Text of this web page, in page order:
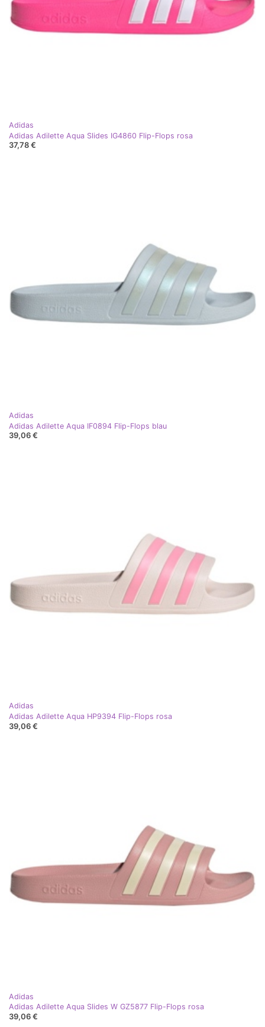
Adidas
Adidas Adilette Aqua Slides IG4860 Flip-Flops rosa
37,78 €
Adidas
Adidas Adilette Aqua IF0894 Flip-Flops blau
39,06 €
Adidas
Adidas Adilette Aqua HP9394 Flip-Flops rosa
39,06 €
Adidas
Adidas Adilette Aqua Slides W GZ5877 Flip-Flops rosa
39,06 €